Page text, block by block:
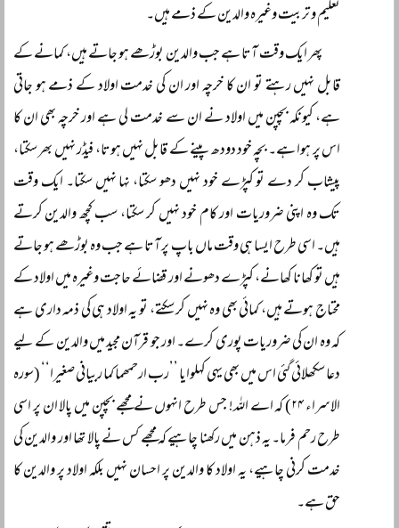
تعلیم و تربیت وغیرہ والدین کے ذمے ہیں۔
پھر ایک وقت آتا ہے جب والدین بوڑھے ہو جاتے ہیں، کمانے کے
قابل نہیں رہتے تو ان کا خرچہ اور ان کی خدمت اولاد کے ذمے ہو جاتی
ہے، کیونکہ بچپن میں اولاد نے ان سے خدمت لی ہے اور خرچہ بھی ان کا
اس پر ہوا ہے۔ بچہ خود دودھ پینے کے قابل نہیں ہوتا، فیڈر نہیں بھر سکتا،
پیشاب کر دے تو کپڑے خود نہیں دھو سکتا، نہا نہیں سکتا۔ ایک وقت
تک وہ اپنی ضروریات اور کام خود نہیں کر سکتا، سب کچھ والدین کرتے
ہیں۔ اسی طرح ایسا ہی وقت ماں باپ پر آتا ہے جب وہ بوڑھے ہو جاتے
ہیں تو کھانا کھانے، کپڑے دھونے اور قضائے حاجت وغیرہ میں اولاد کے
محتاج ہوتے ہیں، کمائی بھی وہ نہیں کر سکتے، تو یہ اولاد ہی کی ذمہ داری ہے
کہ وہ ان کی ضروریات پوری کرے۔ اور جو قرآن مجید میں والدین کے لیے
دعا سکھلائی گئی اس میں بھی یہی کہلوایا ’’رب ارحمھما کما ربیانی صغیرا‘‘ (سورہ
الاسراء ۲۴) کہ اے اللہ! جس طرح انہوں نے مجھے بچپن میں پالا ان پر اسی
طرح رحم فرما۔ یہ ذہن میں رکھنا چاہیے کہ مجھے کس نے پالا تھا اور والدین کی
خدمت کرنی چاہیے، یہ اولاد کا والدین پر احسان نہیں بلکہ اولاد پر والدین کا
حق ہے۔